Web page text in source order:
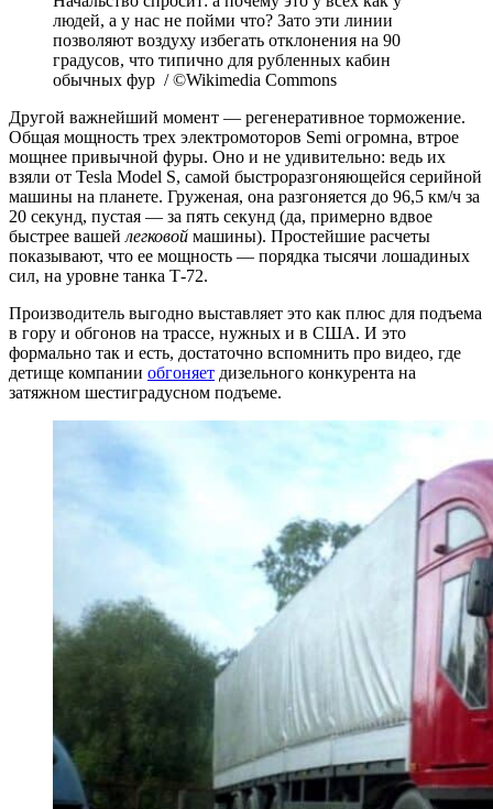
людей, а у нас не пойми что? Зато эти линии
позволяют воздуху избегать отклонения на 90
градусов, что типично для рубленных кабин
обычных фур / ©Wikimedia Commons
Другой важнейший момент — регенеративное торможение.
Общая мощность трех электромоторов Semi огромна, втрое
мощнее привычной фуры. Оно и не удивительно: ведь их
взяли от Tesla Model S, самой быстроразгоняющейся серийной
машины на планете. Груженая, она разгоняется до 96,5 км/ч за
20 секунд, пустая — за пять секунд (да, примерно вдвое
быстрее вашей легковой машины). Простейшие расчеты
показывают, что ее мощность — порядка тысячи лошадиных
сил, на уровне танка Т-72.
Производитель выгодно выставляет это как плюс для подъема
в гору и обгонов на трассе, нужных и в США. И это
формально так и есть, достаточно вспомнить про видео, где
детище компании обгоняет дизельного конкурента на
затяжном шестиградусном подъеме.